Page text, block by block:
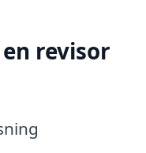
revisor